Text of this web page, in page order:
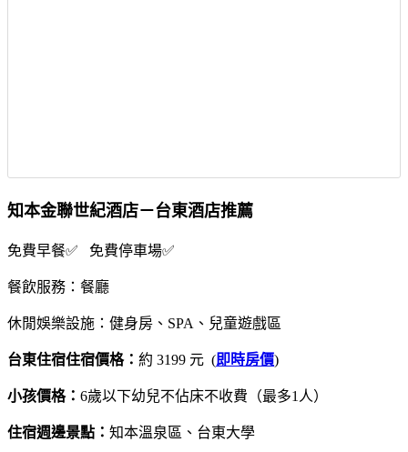
知本金聯世紀酒店－台東酒店推薦
免費早餐✅ 免費停車場✅
餐飲服務：餐廳
休閒娛樂設施：健身房、SPA、兒童遊戲區
台東住宿住宿價格： 約 3199 元 (即時房價)
小孩價格： 6歲以下幼兒不佔床不收費（最多1人）
住宿週邊景點： 知本溫泉區、台東大學